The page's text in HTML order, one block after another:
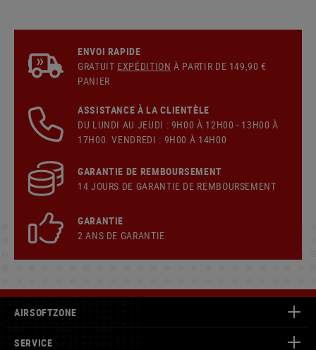
ENVOI RAPIDE
GRATUIT EXPÉDITION À PARTIR DE 149,90 €
PANIER
ASSISTANCE À LA CLIENTÈLE
DU LUNDI AU JEUDI : 9H00 À 12H00 - 13H00 À
17H00. VENDREDI : 9H00 À 14H00
GARANTIE DE REMBOURSEMENT
14 JOURS DE GARANTIE DE REMBOURSEMENT
GARANTIE
2 ANS DE GARANTIE
AIRSOFTZONE
SERVICE